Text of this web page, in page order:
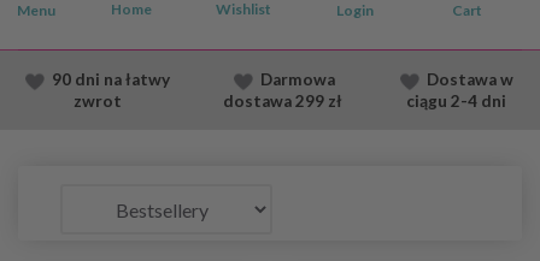
Menu
90 dni na łatwy
zwrot
Darmowa
dostawa299 zł
Dostawaw
ciągu 2-4 dni